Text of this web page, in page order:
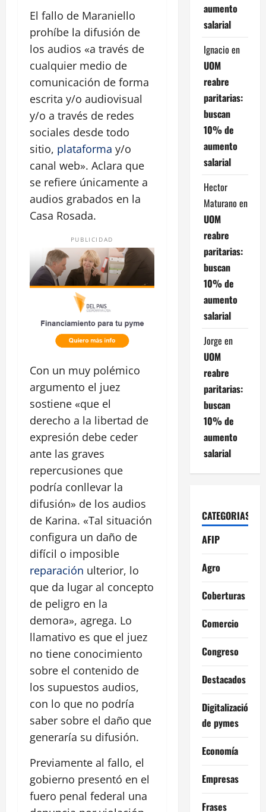
El fallo de Maraniello
prohíbe la difusión de
los audios «a través de
cualquier medio de
comunicación de forma
escrita y/o audiovisual
y/o a través de redes
sociales desde todo
sitio, plataforma y/o
canal web». Aclara que
se refiere únicamente a
audios grabados en la
Casa Rosada.
PUBLICIDAD
Con un muy polémico
argumento el juez
sostiene «que el
derecho a la libertad de
expresión debe ceder
ante las graves
repercusiones que
podría conllevar la
difusión» de los audios
de Karina. «Tal situación
configura un daño de
difícil o imposible
reparación ulterior, lo
que da lugar al concepto
de peligro en la
demora», agrega. Lo
llamativo es que el juez
no tiene conocimiento
sobre el contenido de
los supuestos audios,
con lo que no podría
saber sobre el daño que
generaría su difusión.
Previamente al fallo, el
gobierno presentó en el
fuero penal federal una
aumento
salarial
Ignacio en
UOM
reabre
paritarias:
buscan
10% de
aumento
salarial
Hector
Maturano en
UOM
reabre
paritarias:
buscan
10% de
aumento
salarial
Jorge en
UOM
reabre
paritarias:
buscan
10% de
aumento
salarial
CATEGORIAS
AFIP
Agro
Coberturas
Comercio
Congreso
Destacados
Digitalización
de pymes
Economía
Empresas
Frases